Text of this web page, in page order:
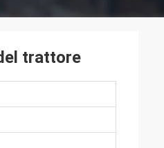
trattore